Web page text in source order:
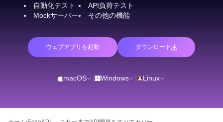
自動化テスト
API負荷テスト
Mockサーバー
その他の機能
ウェブアプリを起動 ダウンロード
macOS Windows Linux